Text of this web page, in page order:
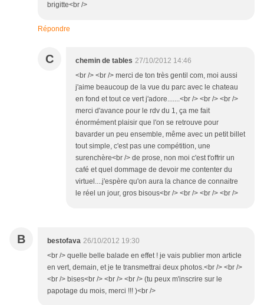
brigitte<br />
Répondre
C chemin de tables 27/10/2012 14:46
<br /> <br /> merci de ton très gentil com, moi aussi
j'aime beaucoup de la vue du parc avec le chateau
en fond et tout ce vert j'adore.......<br /> <br /> <br />
merci d'avance pour le rdv du 1, ça me fait
énormément plaisir que l'on se retrouve pour
bavarder un peu ensemble, même avec un petit billet
tout simple, c'est pas une compétition, une
surenchère<br /> de prose, non moi c'est t'offrir un
café et quel dommage de devoir me contenter du
virtuel....j'espère qu'on aura la chance de connaitre
le réel un jour, gros bisous<br /> <br /> <br /> <br />
B bestofava 26/10/2012 19:30
<br /> quelle belle balade en effet ! je vais publier mon article
en vert, demain, et je te transmettrai deux photos.<br /> <br />
<br /> bises<br /> <br /> <br /> (tu peux m'inscrire sur le
papotage du mois, merci !!! )<br />